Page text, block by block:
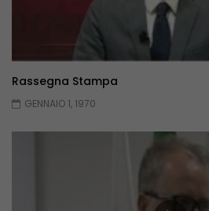
Rassegna Stampa
GENNAIO 1, 1970